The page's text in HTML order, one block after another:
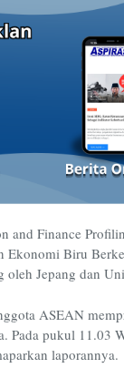
and Finance
Ekonomi Biru
Jepang dan
ASEAN
Pada pukul 11.03
laporannya.